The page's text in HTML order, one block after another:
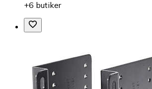
+6 butiker